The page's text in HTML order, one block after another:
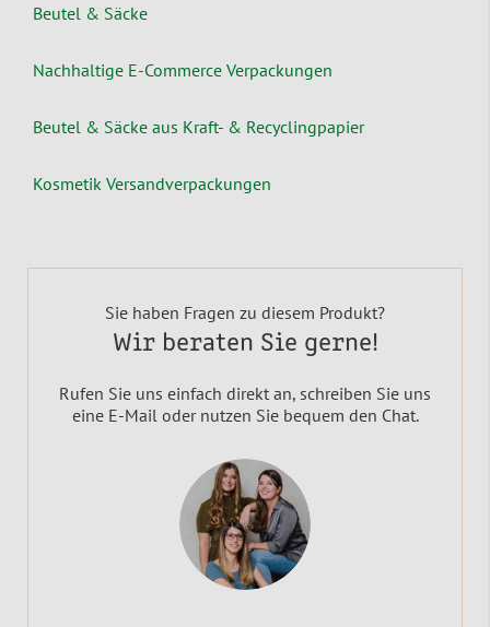
Beutel & Säcke
Nachhaltige E-Commerce Verpackungen
Beutel & Säcke aus Kraft- & Recyclingpapier
Kosmetik Versandverpackungen
Sie haben Fragen zu diesem Produkt?
Wir beraten Sie gerne!
Rufen Sie uns einfach direkt an, schreiben Sie uns
eine E-Mail oder nutzen Sie bequem den Chat.